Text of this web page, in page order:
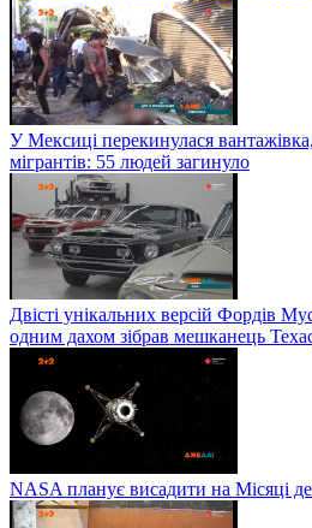
У Мексиці перекинулася
мігрантів: 55 людей загинуло
Двісті унікальних версій Фордів
одним дахом зібрав мешканець
NASA планує висадити на Місяці